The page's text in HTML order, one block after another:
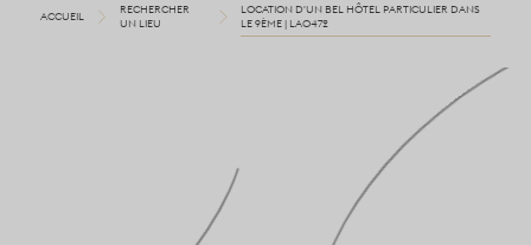
ACCUEIL
RECHERCHER
UN LIEU
LOCATION D'UN BEL HÔTEL PARTICULIER DANS
LE 9ÈME | LA0472